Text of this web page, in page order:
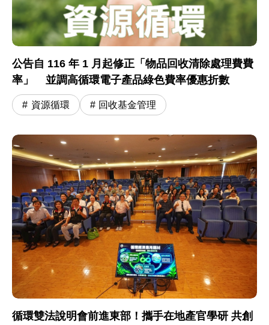
公告自 116 年 1 月起修正「物品回收清除處理費費
率」 並調高循環電子產品綠色費率優惠折數
資源循環 回收基金管理
循環雙法說明會前進東部！攜手在地產官學研 共創